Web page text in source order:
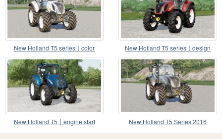
New Holland T5 series〡color
variations
New Holland T5 series〡design
choice
New Holland T5〡engine start
New Holland T5 Series 2016